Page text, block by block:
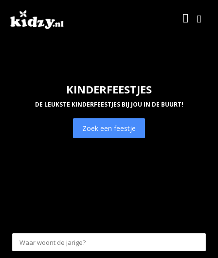
KINDERFEESTJES
DE LEUKSTE KINDERFEESTJES BIJ JOU IN DE BUURT!
Zoek een feestje